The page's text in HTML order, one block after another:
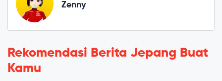
Zenny
Rekomendasi Berita Jepang Buat
Kamu